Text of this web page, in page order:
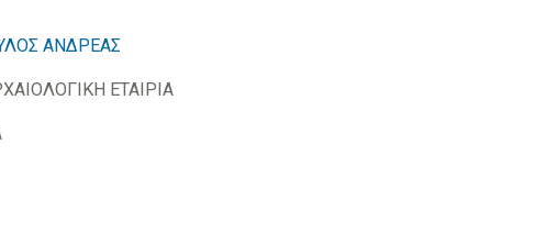
ΑΝΔΡΕΑΣ
ΕΤΑΙΡΙΑ